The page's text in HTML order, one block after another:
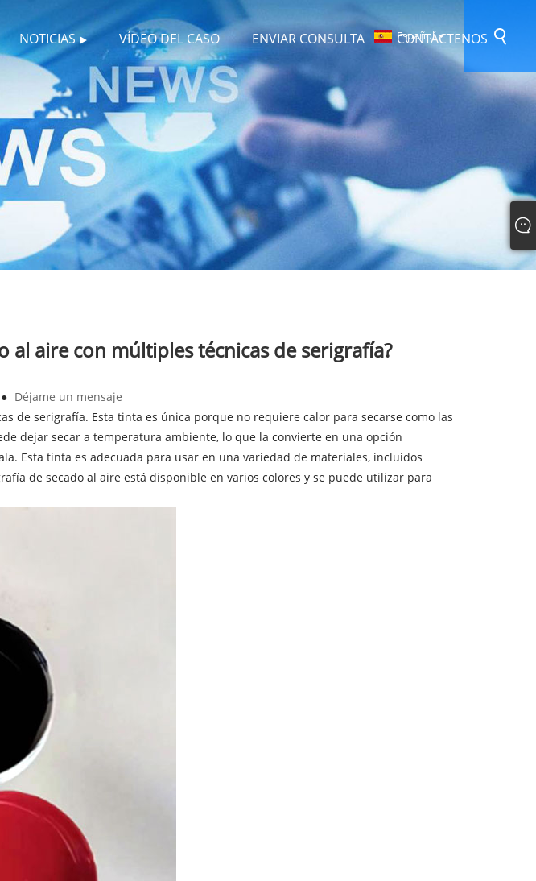
NOTICIAS VÍDEO DEL CASO ENVIAR CONSULTA CONTÁCTENOS
Español
al aire con múltiples técnicas de serigrafía?
● Déjame un mensaje
de serigrafía. Esta tinta es única porque no requiere calor para secarse como las
dejar secar a temperatura ambiente, lo que la convierte en una opción
Esta tinta es adecuada para usar en una variedad de materiales, incluidos
de secado al aire está disponible en varios colores y se puede utilizar para